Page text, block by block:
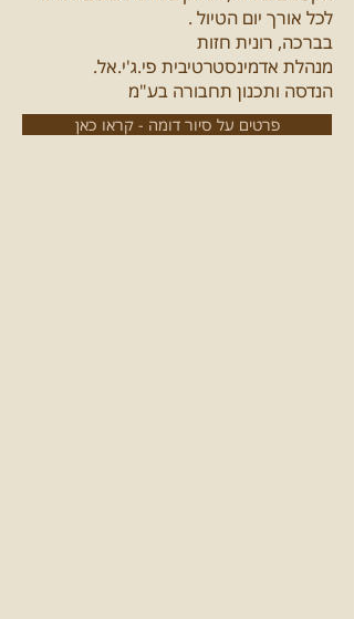
לכל אורך יום הטיול .
בברכה, רונית חזות
מנהלת אדמינסטרטיבית פי.ג'י.אל.
הנדסה ותכנון תחבורה בע"מ
פרטים על סיור דומה - קראו כאן